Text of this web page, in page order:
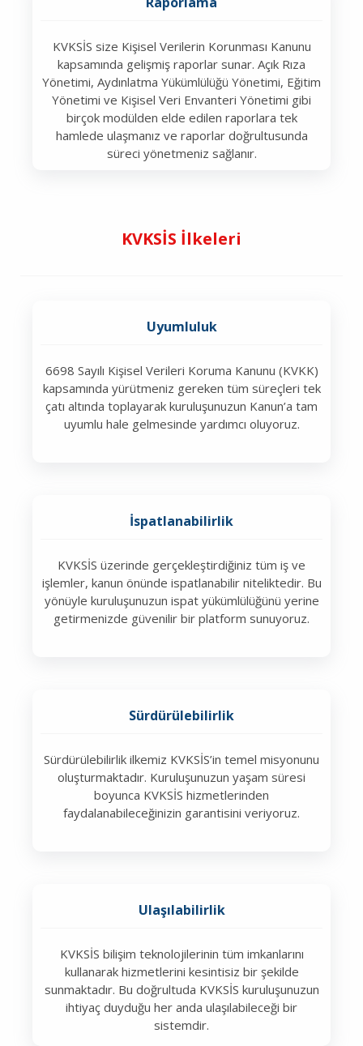
KVKSİS size Kişisel Verilerin Korunması Kanunu
kapsamında gelişmiş raporlar sunar. Açık Rıza
Yönetimi, Aydınlatma Yükümlülüğü Yönetimi, Eğitim
Yönetimi ve Kişisel Veri Envanteri Yönetimi gibi
birçok modülden elde edilen raporlara tek
hamlede ulaşmanız ve raporlar doğrultusunda
süreci yönetmeniz sağlanır.
KVKSİS İlkeleri
Uyumluluk
6698 Sayılı Kişisel Verileri Koruma Kanunu (KVKK)
kapsamında yürütmeniz gereken tüm süreçleri tek
çatı altında toplayarak kuruluşunuzun Kanun’a tam
uyumlu hale gelmesinde yardımcı oluyoruz.
İspatlanabilirlik
KVKSİS üzerinde gerçekleştirdiğiniz tüm iş ve
işlemler, kanun önünde ispatlanabilir niteliktedir. Bu
yönüyle kuruluşunuzun ispat yükümlülüğünü yerine
getirmenizde güvenilir bir platform sunuyoruz.
Sürdürülebilirlik
Sürdürülebilirlik ilkemiz KVKSİS’in temel misyonunu
oluşturmaktadır. Kuruluşunuzun yaşam süresi
boyunca KVKSİS hizmetlerinden
faydalanabileceğinizin garantisini veriyoruz.
Ulaşılabilirlik
KVKSİS bilişim teknolojilerinin tüm imkanlarını
kullanarak hizmetlerini kesintisiz bir şekilde
sunmaktadır. Bu doğrultuda KVKSİS kuruluşunuzun
ihtiyaç duyduğu her anda ulaşılabileceği bir
sistemdir.